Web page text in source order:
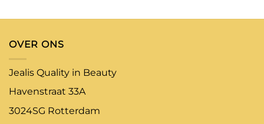
OVER ONS
Jealis Quality in Beauty
Havenstraat 33A
3024SG Rotterdam